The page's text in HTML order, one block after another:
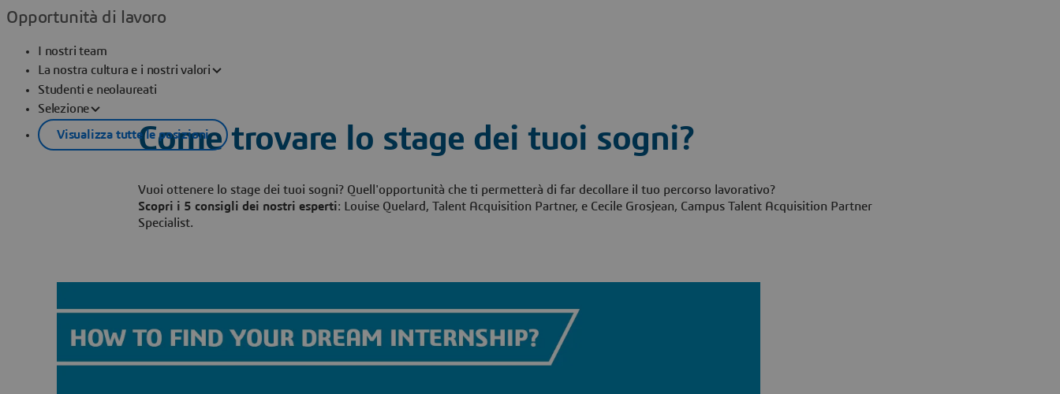
Opportunità di lavoro
I nostri team
La nostra cultura e i nostri valori
Studenti e neolaureati
Selezione
Visualizza tutte le posizioniCome trovare lo stage dei tuoi sogni?
Vuoi ottenere lo stage dei tuoi sogni? Quell'opportunità che ti permetterà di far decollare il tuo percorso lavorativo?
Scopri i 5 consigli dei nostri esperti: Louise Quelard, Talent Acquisition Partner, e Cecile Grosjean, Campus Talent Acquisition Partner
Specialist.